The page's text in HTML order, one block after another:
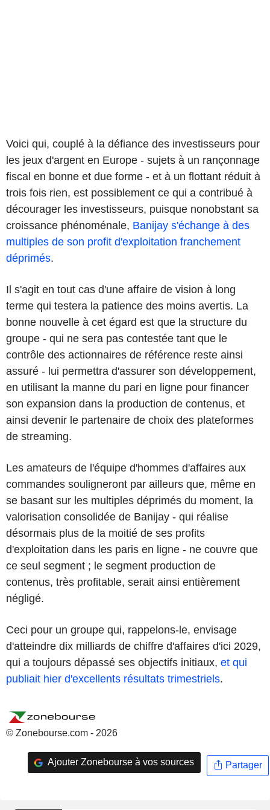
Voici qui, couplé à la défiance des investisseurs pour
les jeux d'argent en Europe - sujets à un rançonnage
fiscal en bonne et due forme - et à un flottant réduit à
trois fois rien, est possiblement ce qui a contribué à
décourager les investisseurs, puisque nonobstant sa
croissance phénoménale, Banijay s'échange à des
multiples de son profit d'exploitation franchement
déprimés.
Il s'agit en tout cas d'une affaire de vision à long
terme qui testera la patience des moins avertis. La
bonne nouvelle à cet égard est que la structure du
groupe - qui ne sera pas contestée tant que le
contrôle des actionnaires de référence reste ainsi
assuré - lui permettra d'assurer son développement,
en utilisant la manne du pari en ligne pour financer
son expansion dans la production de contenus, et
ainsi devenir le partenaire de choix des plateformes
de streaming.
Les amateurs de l'équipe d'hommes d'affaires aux
commandes souligneront par ailleurs que, même en
se basant sur les multiples déprimés du moment, la
valorisation consolidée de Banijay - qui réalise
désormais plus de la moitié de ses profits
d'exploitation dans les paris en ligne - ne couvre que
ce seul segment ; le segment production de
contenus, très profitable, serait ainsi entièrement
négligé.
Ceci pour un groupe qui, rappelons-le, envisage
d'atteindre dix milliards de chiffre d'affaires d'ici 2029,
qui a toujours dépassé ses objectifs initiaux, et qui
publiait hier d'excellents résultats trimestriels.
© Zonebourse.com - 2026
Ajouter Zonebourse à vos sources Partager